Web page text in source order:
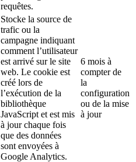
requêtes.
Stocke la source de
trafic ou la
campagne indiquant
comment l’utilisateur
est arrivé sur le site
web. Le cookie est
créé lors de
l’exécution de la
bibliothèque
JavaScript et est mis
à jour chaque fois
que des données
sont envoyées à
Google Analytics.
6 mois à
compter de
la
configuration
ou de la mise
à jour